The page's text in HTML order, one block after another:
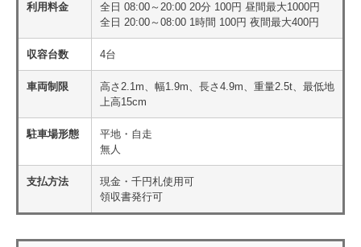
利用料金
全日 08:00～20:00 20分 100円 昼間最大1000円
全日 20:00～08:00 1時間 100円 夜間最大400円
収容台数 4台
車両制限
高さ2.1m、幅1.9m、長さ4.9m、重量2.5t、最低地
上高15cm
駐車場形態
平地・自走
無人
支払方法
現金・千円札使用可
領収書発行可